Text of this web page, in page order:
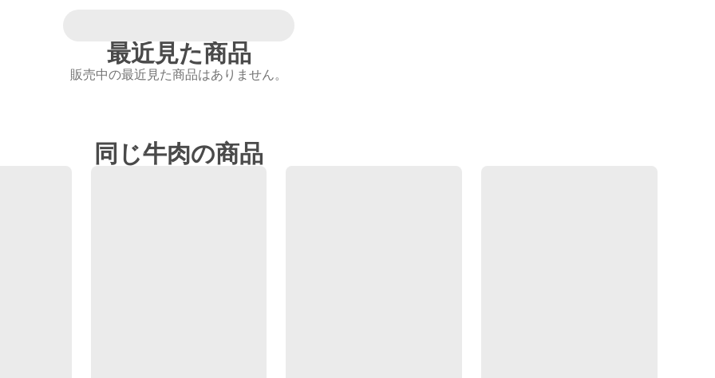
最近見た商品
販売中の最近見た商品はありません。
同じ牛肉の商品